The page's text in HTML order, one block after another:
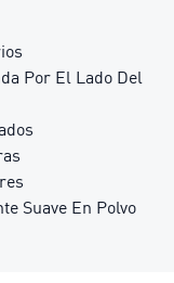
Por El Lado Del
Suave En Polvo